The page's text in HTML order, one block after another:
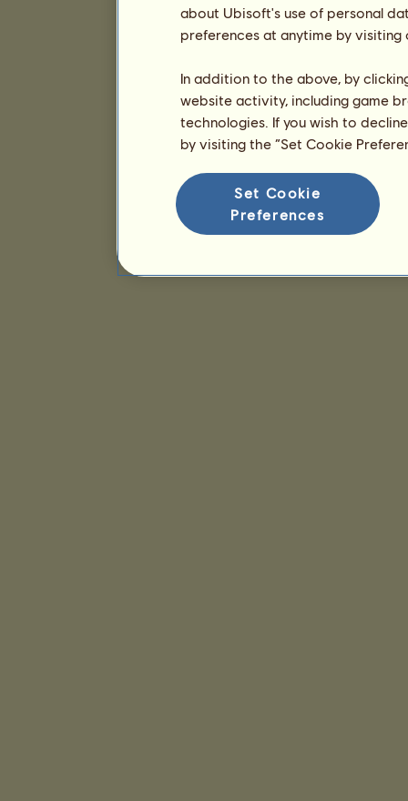
about Ubisoft's use of personal
preferences at anytime by
In addition to the above, by
website activity, including game
technologies. If you wish to
by visiting the “Set Cookie
Set Cookie
Preferences